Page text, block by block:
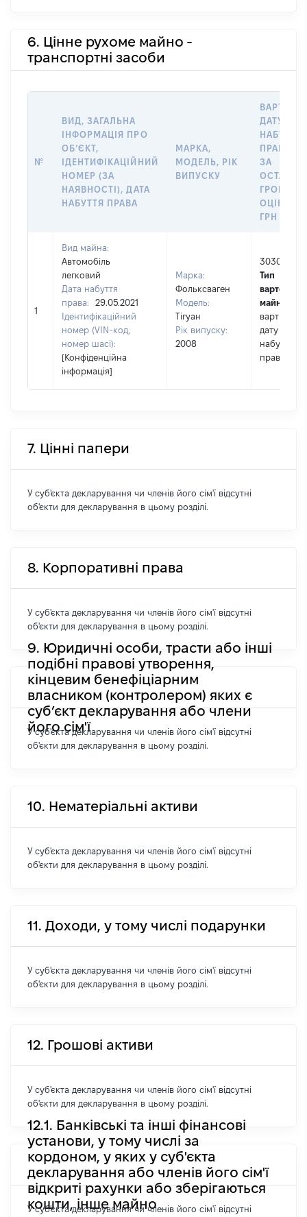
6. Цінне рухоме майно -
транспортні засоби
№
ВИД, ЗАГАЛЬНА
ІНФОРМАЦІЯ ПРО
ОБʼЄКТ,
ІДЕНТИФІКАЦІЙНИЙ
НОМЕР (ЗА
НАЯВНОСТІ), ДАТА
НАБУТТЯ ПРАВА
МАРКА,
МОДЕЛЬ, РІК
ВИПУСКУ
ДАТУ
НАБУТТЯ
ПРАВА
ЗА
ГРН
1
Вид майна:
Автомобіль
легковий
Дата набуття
права:
29.05.2021
Ідентифікаційний
номер (VIN-код,
номер шасі):
[Конфіденційна
інформація]
Марка:
Фольксваген
Модель:
Тігуан
Рік випуску:
2008
303000
Тип
вартості
майна:
вартість на
дату
набуття
права
7. Цінні папери
У суб'єкта декларування чи членів його сім'ї відсутні
об'єкти для декларування в цьому розділі.
8. Корпоративні права
У суб'єкта декларування чи членів його сім'ї відсутні
об'єкти для декларування в цьому розділі.
9. Юридичні особи, трасти або інші
подібні правові утворення,
кінцевим бенефіціарним
власником (контролером) яких є
суб’єкт декларування або члени
його сім'ї
У суб'єкта декларування чи членів його сім'ї відсутні
об'єкти для декларування в цьому розділі.
10. Нематеріальні активи
У суб'єкта декларування чи членів його сім'ї відсутні
об'єкти для декларування в цьому розділі.
11. Доходи, у тому числі подарунки
У суб'єкта декларування чи членів його сім'ї відсутні
об'єкти для декларування в цьому розділі.
12. Грошові активи
У суб'єкта декларування чи членів його сім'ї відсутні
об'єкти для декларування в цьому розділі.
12.1. Банківські та інші фінансові
установи, у тому числі за
кордоном, у яких у суб'єкта
декларування або членів його сім'ї
відкриті рахунки або зберігаються
кошти, інше майно
У суб'єкта декларування чи членів його сім'ї відсутні